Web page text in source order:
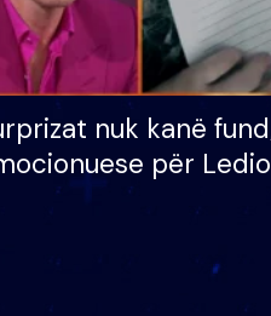
nuk kanë
për
dhe fëmijët e tij,